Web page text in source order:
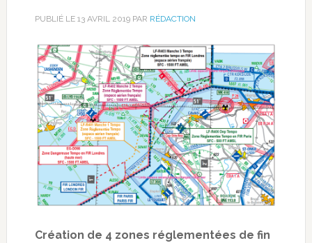
PUBLIÉ LE 13 AVRIL 2019PAR RÉDACTION
Création de 4 zones réglementées de fin